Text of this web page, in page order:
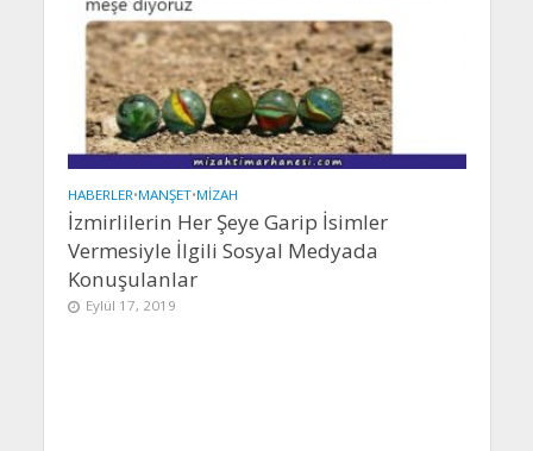
HABERLER•MANŞET•MIZAH
İzmirlilerin Her Şeye Garip İsimler
Vermesiyle İlgili Sosyal Medyada
Konuşulanlar
Eylül 17, 2019